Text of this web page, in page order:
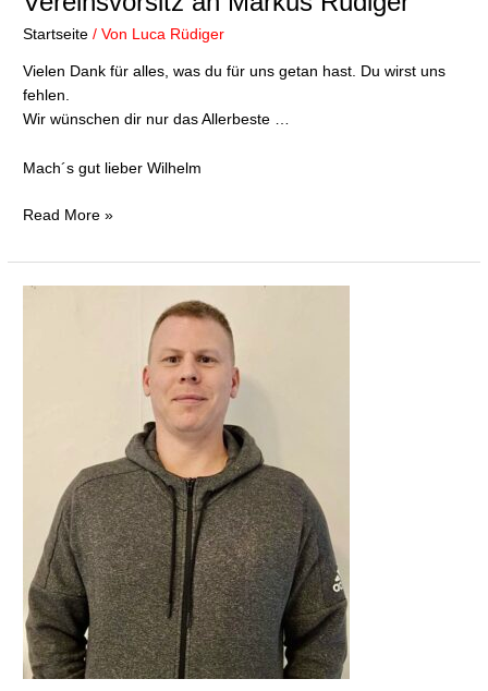
Startseite / Von Luca Rüdiger
Vielen Dank für alles, was du für uns getan hast. Du wirst uns
fehlen.
Wir wünschen dir nur das Allerbeste …
Mach´s gut lieber Wilhelm
Read More »